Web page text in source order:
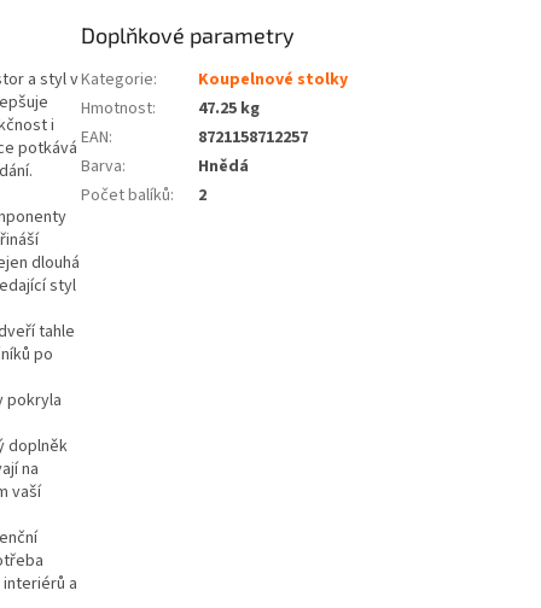
a styl v
i
potkává
dlouhá
styl
tahle
po
pokryla
doplněk
na
vaší
a
Doplňkové parametry
Kategorie:
Koupelnové stolky
Hmotnost:
47.25 kg
EAN:
8721158712257
Barva:
Hnědá
Počet balíků: 2